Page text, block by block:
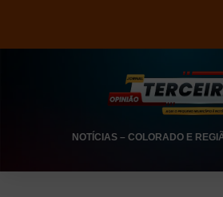
NOTÍCIAS– COLORADO E